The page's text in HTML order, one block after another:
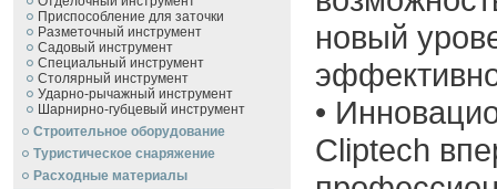
Приспособление для заточки
Разметочный инструмент
Садовый инструмент
Специальный инструмент
Столярный инструмент
Ударно-рычажный инструмент
Шарнирно-губцевый инструмент
Строительное оборудование
Туристическое снаряжение
Расходные материалы
новый
•
Cliptech